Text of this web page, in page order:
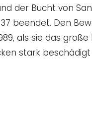
der Bucht von
beendet. Den
als sie das
stark beschädigt